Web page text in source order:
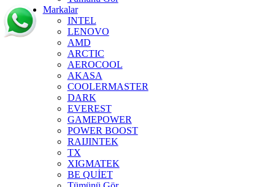
Markalar
INTEL
LENOVO
AMD
ARCTIC
AEROCOOL
AKASA
COOLERMASTER
DARK
EVEREST
GAMEPOWER
POWER BOOST
RAIJINTEK
TX
XIGMATEK
BE QUİET